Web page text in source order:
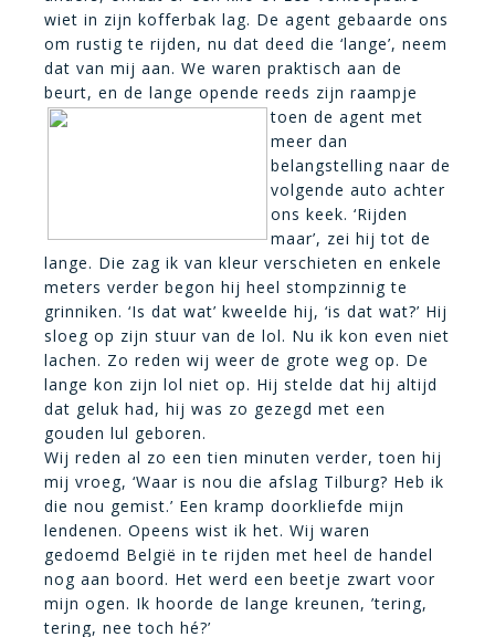
wiet in zijn kofferbak lag. De agent gebaarde ons
om rustig te rijden, nu dat deed die ‘lange’, neem
dat van mij aan. We waren praktisch aan de
beurt, en de lange opende reeds zijn raampje
toen de agent met
meer dan
belangstelling naar de
volgende auto achter
ons keek. ‘Rijden
maar’, zei hij tot de
lange. Die zag ik van kleur verschieten en enkele
meters verder begon hij heel stompzinnig te
grinniken. ‘Is dat wat’ kweelde hij, ‘is dat wat?’ Hij
sloeg op zijn stuur van de lol. Nu ik kon even niet
lachen. Zo reden wij weer de grote weg op. De
lange kon zijn lol niet op. Hij stelde dat hij altijd
dat geluk had, hij was zo gezegd met een
gouden lul geboren.
Wij reden al zo een tien minuten verder, toen hij
mij vroeg, ‘Waar is nou die afslag Tilburg? Heb ik
die nou gemist.’ Een kramp doorkliefde mijn
lendenen. Opeens wist ik het. Wij waren
gedoemd België in te rijden met heel de handel
nog aan boord. Het werd een beetje zwart voor
mijn ogen. Ik hoorde de lange kreunen, ’tering,
tering, nee toch hé?’